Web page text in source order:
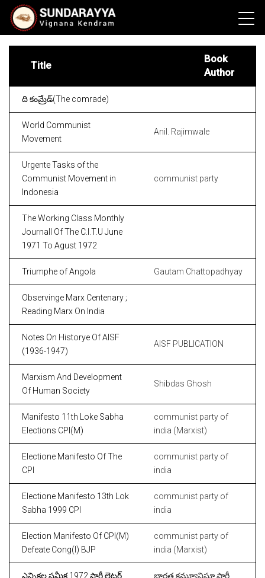
Title
Book
Author
ది కంమ్రేడ్(The comrade)
World Communist
Movement
Anil. Rajimwale
Urgente Tasks of the
Communist Movement in
Indonesia
communist party
The Working Class Monthly
Journall Of The C.I.T.U June
1971 To Agust 1972
Triumphe of Angola Gautam Chattopadhyay
Observinge Marx Centenary ;
Reading Marx On India
Notes On Historye Of AISF
(1936-1947)
AISF PUBLICATION
Marxism And Development
Of Human Society
Shibdas Ghosh
Manifesto 11th Loke Sabha
Elections CPI(M)
communist party of
india (Marxist)
Electione Manifesto Of The
CPI
communist party of
india
Electione Manifesto 13th Lok
Sabha 1999 CPI
communist party of
india
Election Manifesto Of CPI(M)
Defeate Cong(I) BJP
communist party of
india (Marxist)
ఎన్నికల సమీక్ష 1972 పార్టీ లెటర్ భారత కమ్యూనిస్టూ పార్టీ